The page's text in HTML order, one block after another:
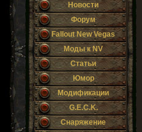
Новости
Форум
Fallout New Vegas
Моды к NV
Статьи
Юмор
Модификации
G.E.C.K.
Снаряжение